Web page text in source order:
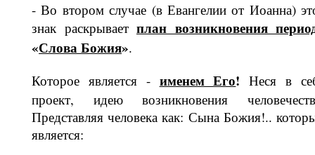
- Во втором случае (в Евангелии от Иоанна)
знак раскрывает план возникновения
«Слова Бо­жия».
Которое является - именем Его! Неся в
проект, идею возникновения
Представляя человека как: Сына Божия!..
является: